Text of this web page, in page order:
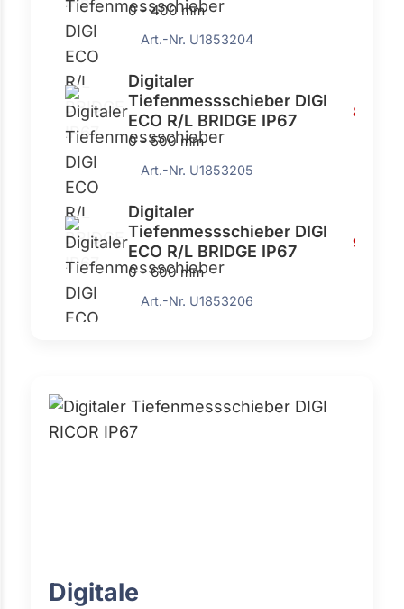
0 - 400 mm
Art.-Nr. U1853204
Digitaler
Tiefenmessschieber DIGI
ECO R/L BRIDGE IP67
0 - 500 mm
Art.-Nr. U1853205
Digitaler
Tiefenmessschieber DIGI
ECO R/L BRIDGE IP67
0 - 600 mm
Art.-Nr. U1853206
Digitale